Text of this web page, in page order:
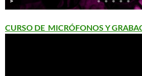
CURSO DE MICRÓFONOS Y